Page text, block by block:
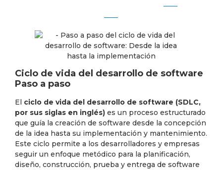
Ciclo de vida del desarrollo de software
Paso a paso
El ciclo de vida del desarrollo de software (SDLC,
por sus siglas en inglés) es un proceso estructurado
que guía la creación de software desde la concepción
de la idea hasta su implementación y mantenimiento.
Este ciclo permite a los desarrolladores y empresas
seguir un enfoque metódico para la planificación,
diseño, construcción, prueba y entrega de software